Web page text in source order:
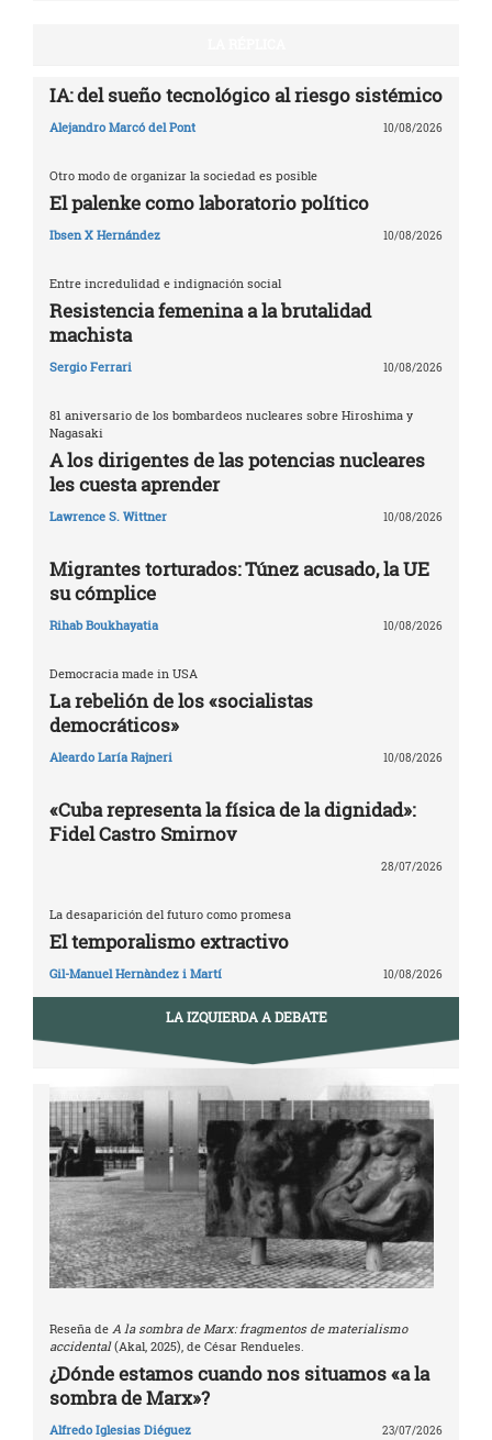
IA: del sueño tecnológico al riesgo sistémico
Alejandro Marcó del Pont 10/08/2026
Otro modo de organizar la sociedad es posible
El palenke como laboratorio político
Ibsen X Hernández 10/08/2026
Entre incredulidad e indignación social
Resistencia femenina a la brutalidad
machista
Sergio Ferrari 10/08/2026
81 aniversario de los bombardeos nucleares sobre Hiroshima y
Nagasaki
A los dirigentes de las potencias nucleares
les cuesta aprender
Lawrence S. Wittner 10/08/2026
Migrantes torturados: Túnez acusado, la UE
su cómplice
Rihab Boukhayatia 10/08/2026
Democracia made in USA
La rebelión de los «socialistas
democráticos»
Aleardo Laría Rajneri 10/08/2026
«Cuba representa la física de la dignidad»:
Fidel Castro Smirnov
28/07/2026
La desaparición del futuro como promesa
El temporalismo extractivo
Gil-Manuel Hernàndez i Martí 10/08/2026
LA IZQUIERDA A DEBATE
Reseña de A la sombra de Marx: fragmentos de materialismo
accidental(Akal, 2025), de César Rendueles.
¿Dónde estamos cuando nos situamos «a la
sombra de Marx»?
Alfredo Iglesias Diéguez 23/07/2026